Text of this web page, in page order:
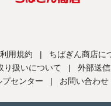
用規約 | ちばぎん商店に
り扱いについて
| 外部送
プセンター
| お問い合わせ